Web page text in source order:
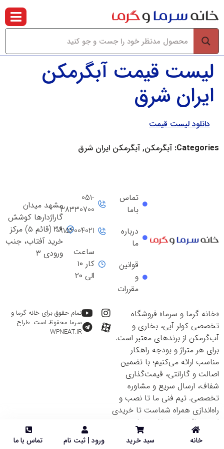
خانه سبد خرید ورود | ثبت نام تماس با ما
لیست قیمت آبگرمکن
ایران شرق
دانلود لیست قیمت
Categories: آبگرمکن, آبگرمکن ایران شرق
مشهد میدان
گاراژدارها کوشش
۳۶ (قائم ۵) مرکز
خرید آفتاب، جنب
ورودی ۳
051-
38330700
09156004021
ساعت
کار ۱۰
الی ۲۰
تماس
باما
درباره
ما
قوانین
و
مقررات
«خانه گرما و سرما» فروشگاه
تخصصی کولر آبی، بخاری و
آب‌گرمکن از برندهای معتبر است.
برای هر متراژ و بودجه راهکار
مناسب ارائه می‌کنیم؛ با تضمین
اصالت و گارانتی، قیمت‌گذاری
شفاف، ارسال سریع و مشاوره
تخصصی. تیم فنی ما تا نصب و
راه‌اندازی همراه شماست تا خریدی
ایمن و اقتصادی داشته باشید.
تمام حقوق برای خانه گرما و
سرما محفوظ است. طراح
WPNEAT.IR